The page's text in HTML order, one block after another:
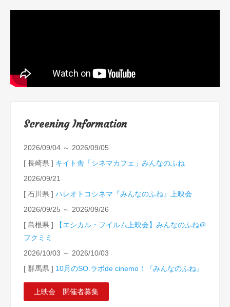
Screening Information
2026/09/04 ～ 2026/09/05
[ 長崎県 ] キイト舎「シネマカフェ」みんなのふね
2026/09/21
[ 石川県 ] ハレオトコシネマ『みんなのふね』上映会
2026/09/25 ～ 2026/09/26
[ 島根県 ]
【エシカル・フイルム上映会】みんなのふね＠
フクミミ
2026/10/03 ～ 2026/10/03
[ 群馬県 ] 10月のSO.ラボde cinemo！『みんなのふね』
上映会 開催者募集